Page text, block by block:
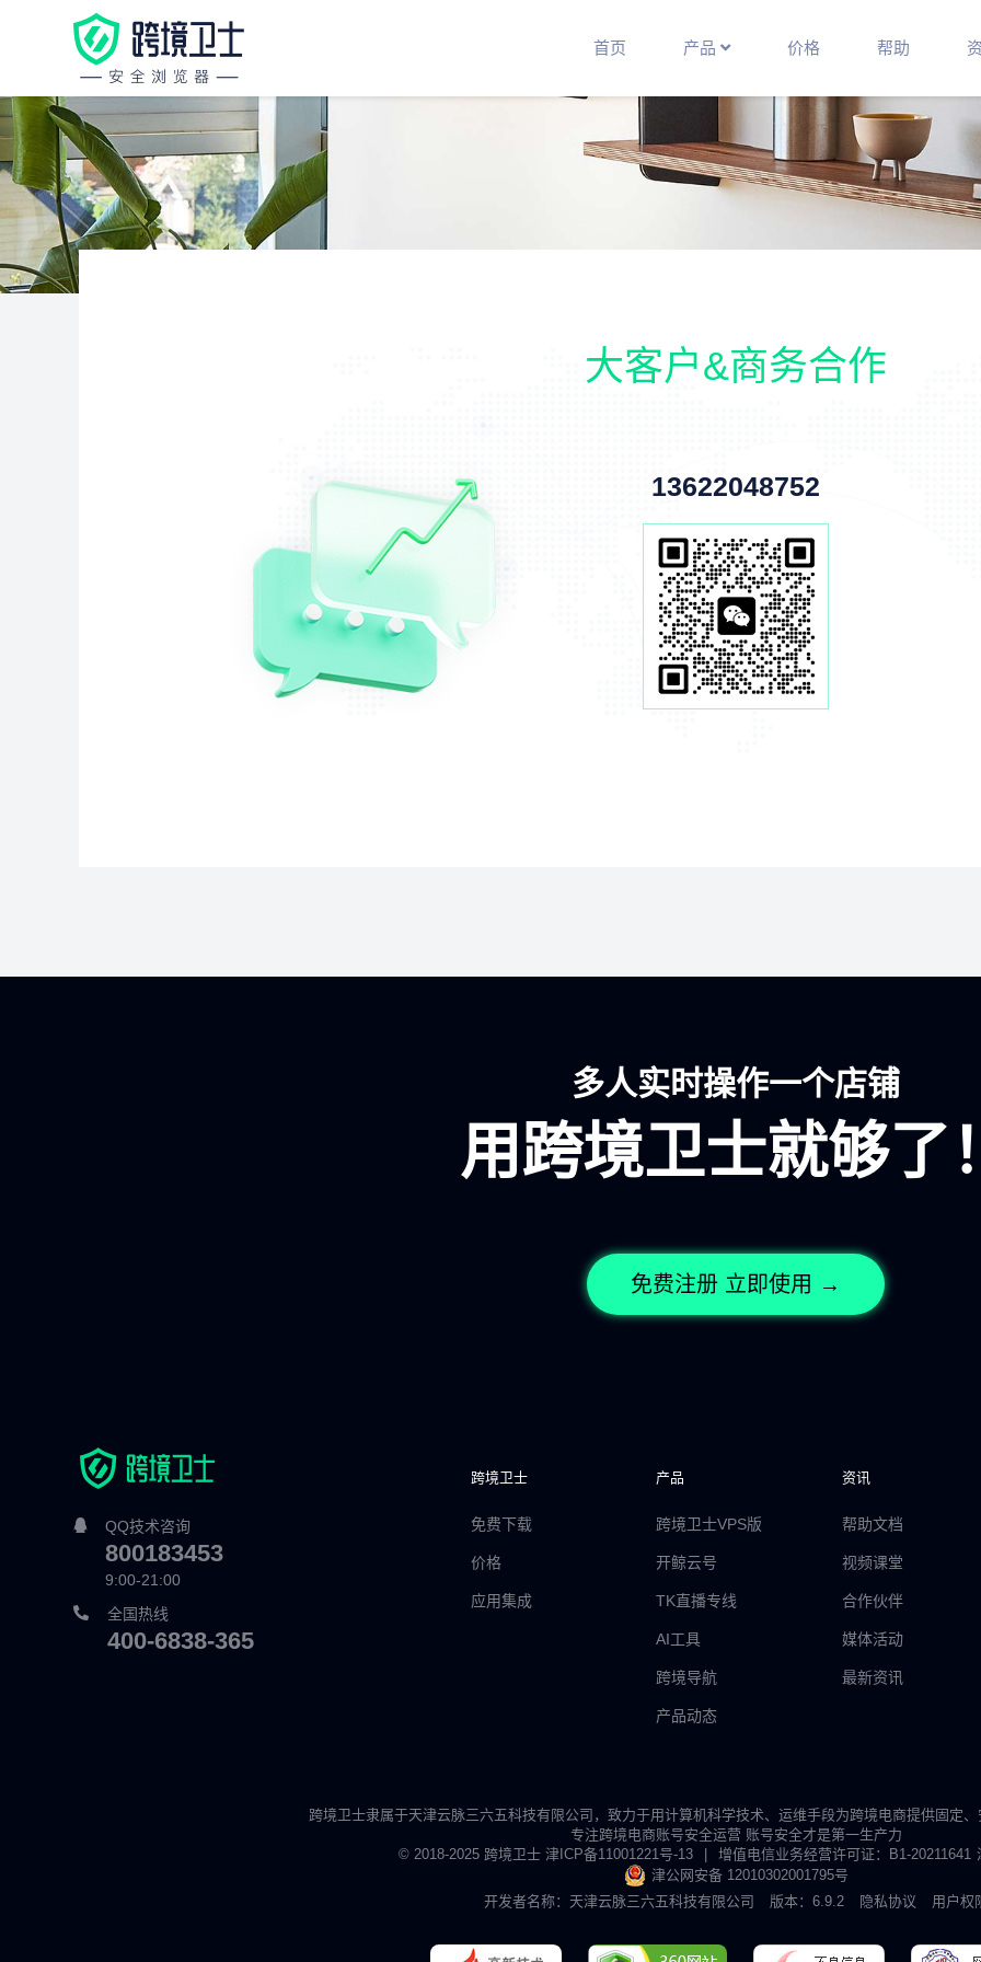
首页 产品 价格 帮助
大客户&商务合作
13622048752
多人实时操作一个店铺
用跨境卫士就够了
免费注册 立即使用 →
QQ技术咨询
800183453
9:00-21:00
全国热线
400-6838-365
跨境卫士
免费下载
价格
应用集成
产品
跨境卫士VPS版
开鲸云号
TK直播专线
AI工具
跨境导航
产品动态
资讯
帮助文档
视频课堂
合作伙伴
媒体活动
最新资讯
跨境卫士隶属于天津云脉三六五科技有限公司，致力于用计算机科学技术、运维手段为跨境电商提供固定
专注跨境电商账号安全运营 账号安全才是第一生产力
© 2018-2025 跨境卫士 津ICP备11001221号-13 增值电信业务经营许可证：B1-20211641
津公网安备 12010302001795号
开发者名称：天津云脉三六五科技有限公司
版本：6.9.2 隐私协议 用户权